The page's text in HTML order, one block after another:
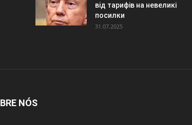
від тарифів на невеликі
посилки
31.07.2025
NÓS